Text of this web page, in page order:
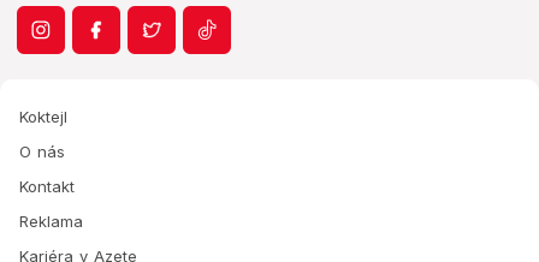
Koktejl
O nás
Kontakt
Reklama
Kariéra v Azete